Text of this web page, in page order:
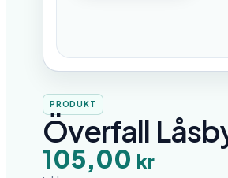
PRODUKT
Överfall
105,00 kr